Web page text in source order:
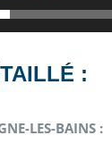
:
LES-BAINS :